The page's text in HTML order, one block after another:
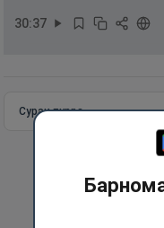
30:37
Сураи пурра